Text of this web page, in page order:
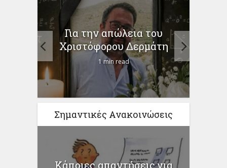
Για την απώλεια του
Χριστόφορου Δερμάτη
1 min read
Σημαντικές Ανακοινώσεις
Κάποιες απαντήσεις για